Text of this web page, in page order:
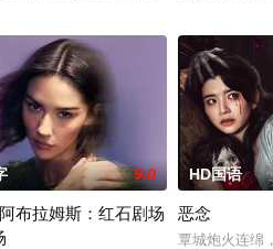
是在街头还是家中，他都难以维持秩序
9.0
布拉姆斯：红石剧场
HD国语
恶念
覃城炮火连绵